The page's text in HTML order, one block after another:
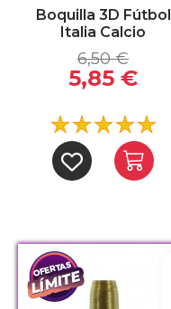
Boquilla 3D Fútbol
Italia Calcio
6,50 €
5,85 €